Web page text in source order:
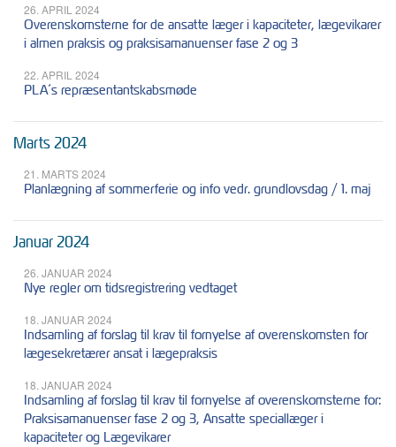
26. APRIL 2024
Overenskomsterne for de ansatte læger i kapaciteter, lægevikarer
i almen praksis og praksisamanuenser fase 2 og 3
22. APRIL 2024
PLA´s repræsentantskabsmøde
Marts 2024
21. MARTS 2024
Planlægning af sommerferie og info vedr. grundlovsdag / 1. maj
Januar 2024
26. JANUAR 2024
Nye regler om tidsregistrering vedtaget
18. JANUAR 2024
Indsamling af forslag til krav til fornyelse af overenskomsten for
lægesekretærer ansat i lægepraksis
18. JANUAR 2024
Indsamling af forslag til krav til fornyelse af overenskomsterne for:
Praksisamanuenser fase 2 og 3, Ansatte speciallæger i
kapaciteter og Lægevikarer